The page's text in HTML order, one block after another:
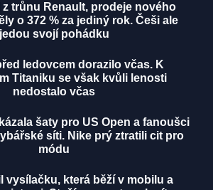
z trůnu Renault, prodeje nového
o 372 % za jediný rok. Češi ale
jedou svojí pohádku
ledovcem dorazilo včas. K
Titaniku se však kvůli lenosti
nedostalo včas
šaty pro US Open a fanoušci
síti. Nike prý ztratili cit pro
módu
vysílačku, která běží v mobilu a